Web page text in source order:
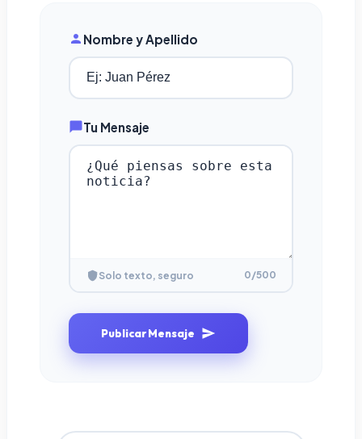
Nombre y Apellido
Tu Mensaje
Solo texto, seguro 0/500
Publicar Mensaje